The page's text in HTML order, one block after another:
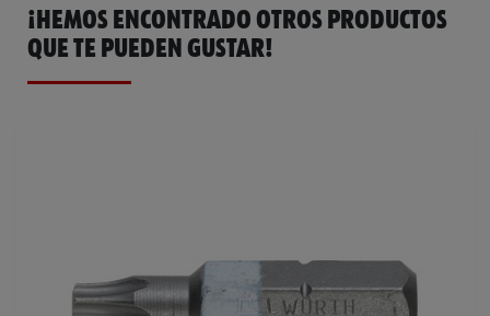
Tipo de punta TX con orificio
Longitud
Código del sistema armonizado 82079030000
Catálogo General 0614352625
Ficha Técnica
¡HEMOS ENCONTRADO OTROS PRODUCTOS
QUE TE PUEDEN GUSTAR!